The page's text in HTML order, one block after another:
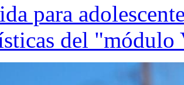
para
del